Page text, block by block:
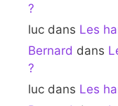
?
luc dans Les
Bernard dans
?
luc dans Les